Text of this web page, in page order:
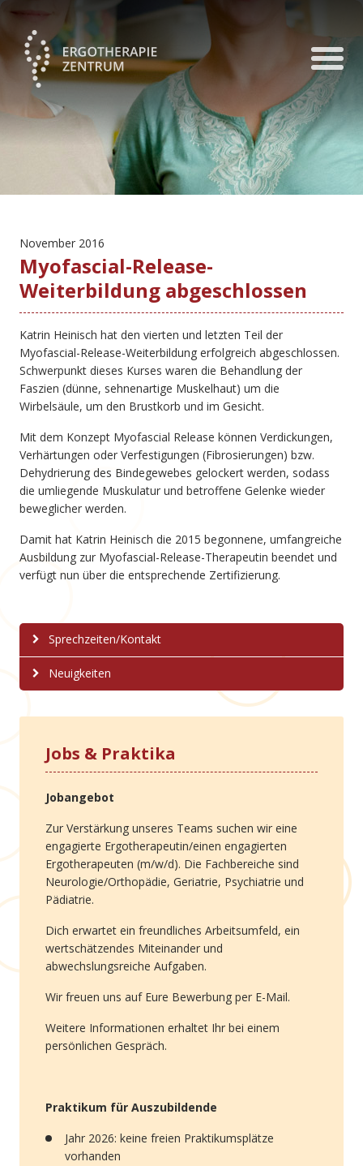
November 2016
Myofascial-Release-
Weiterbildung abgeschlossen
Katrin Heinisch hat den vierten und letzten Teil der
Myofascial-Release-Weiterbildung erfolgreich abgeschlossen.
Schwerpunkt dieses Kurses waren die Behandlung der
Faszien (dünne, sehnenartige Muskelhaut) um die
Wirbelsäule, um den Brustkorb und im Gesicht.
Mit dem Konzept Myofascial Release können Verdickungen,
Verhärtungen oder Verfestigungen (Fibrosierungen) bzw.
Dehydrierung des Bindegewebes gelockert werden, sodass
die umliegende Muskulatur und betroffene Gelenke wieder
beweglicher werden.
Damit hat Katrin Heinisch die 2015 begonnene, umfangreiche
Ausbildung zur Myofascial-Release-Therapeutin beendet und
verfügt nun über die entsprechende Zertifizierung.
Sprechzeiten/Kontakt
Neuigkeiten
Jobs & Praktika
Jobangebot
Zur Verstärkung unseres Teams suchen wir eine
engagierte Ergotherapeutin/einen engagierten
Ergotherapeuten (m/w/d). Die Fachbereiche sind
Neurologie/Orthopädie, Geriatrie, Psychiatrie und
Pädiatrie.
Dich erwartet ein freundliches Arbeitsumfeld, ein
wertschätzendes Miteinander und
abwechslungsreiche Aufgaben.
Wir freuen uns auf Eure Bewerbung per E-Mail.
Weitere Informationen erhaltet Ihr bei einem
persönlichen Gespräch.
Praktikum für Auszubildende
Jahr 2026: keine freien Praktikumsplätze
vorhanden